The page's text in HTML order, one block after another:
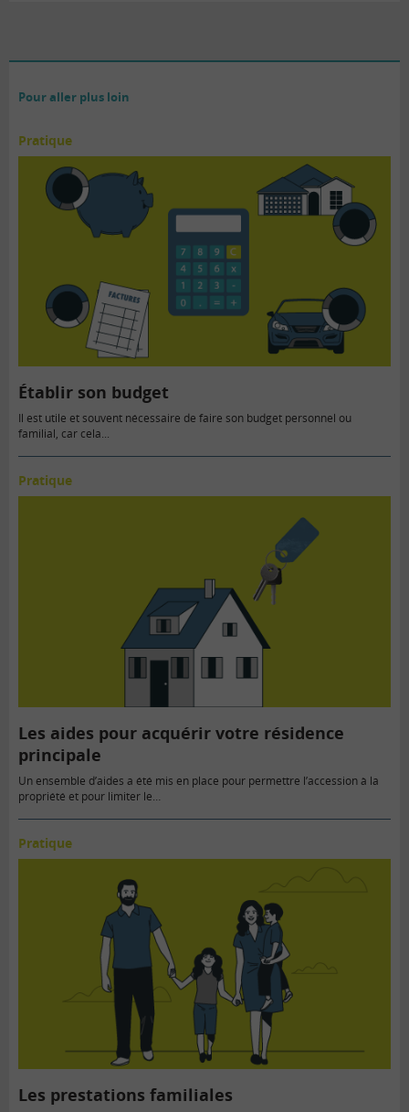
Pour aller plus loin
Pratique
Établir son budget
Il est utile et souvent nécessaire de faire son budget personnel ou
familial, car cela...
Pratique
Les aides pour acquérir votre résidence
principale
Un ensemble d’aides a été mis en place pour permettre l’accession à la
propriété et pour limiter le…
Pratique
Les prestations familiales